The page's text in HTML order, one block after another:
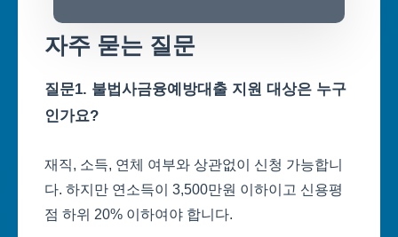
자주 묻는 질문
질문1. 불법사금융예방대출 지원 대상은 누구
인가요?
재직, 소득, 연체 여부와 상관없이 신청 가능합니
다. 하지만 연소득이 3,500만원 이하이고 신용평
점 하위 20% 이하여야 합니다.